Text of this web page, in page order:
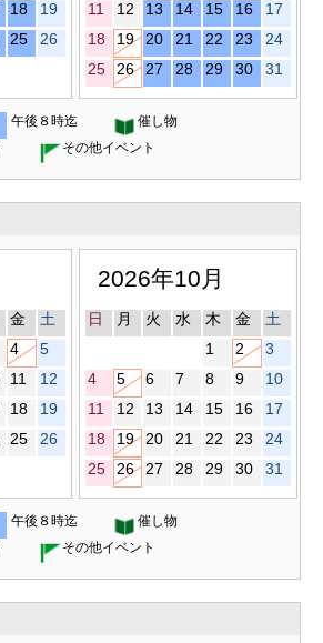
18
19
25
26
11
12 13 14 15 16
17
18
19 20 21 22 23
24
25
26 27 28 29 30 31
午後８時迄
催し物
その他イベント
金
土
4
5
11
12
18
19
25
26
2026年10月
日 月 火 水 木 金
土
1
2
3
4
5 6 7 8 9
10
11
12 13 14 15 16
17
18
19 20 21 22 23
24
25
26 27 28 29 30 31
午後８時迄
催し物
その他イベント